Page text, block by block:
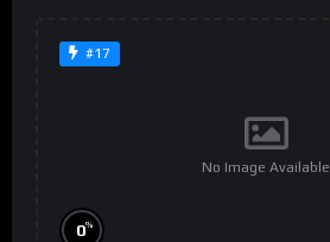
#17
No Image Available
0%